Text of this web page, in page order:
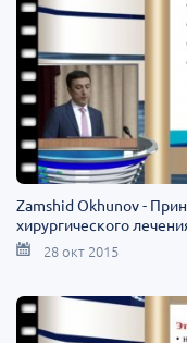
Zamshid Okhunov -
хирургического
28 окт 2015